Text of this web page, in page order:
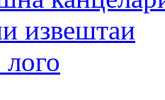
извештаи